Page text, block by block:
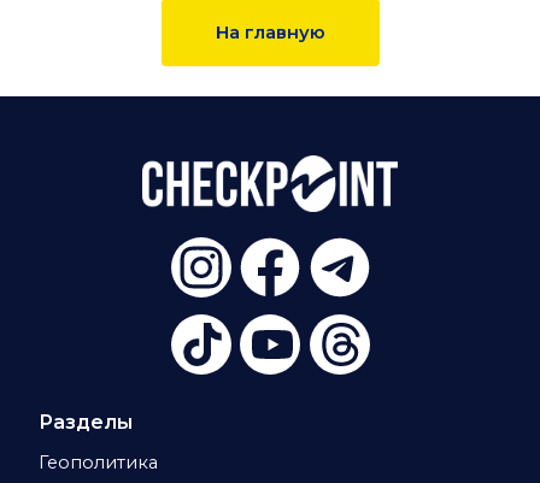
На главную
Разделы
Геополитика